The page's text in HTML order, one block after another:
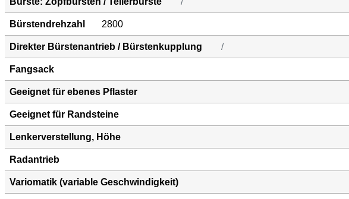
Bürstendrehzahl 2800
Direkter Bürstenantrieb / Bürstenkupplung /
Fangsack
Geeignet für ebenes Pflaster
Geeignet für Randsteine
Lenkerverstellung, Höhe
Radantrieb
Variomatik (variable Geschwindigkeit)